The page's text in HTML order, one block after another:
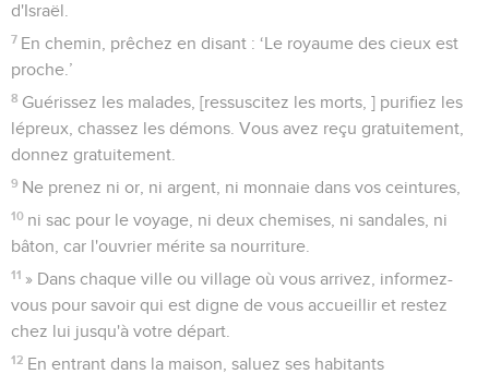
d'Israël.
7 En chemin, prêchez en disant : ‘Le royaume des cieux est
proche.’
8 Guérissez les malades, [ressuscitez les morts, ] purifiez les
lépreux, chassez les démons. Vous avez reçu gratuitement,
donnez gratuitement.
9 Ne prenez ni or, ni argent, ni monnaie dans vos ceintures,
10 ni sac pour le voyage, ni deux chemises, ni sandales, ni
bâton, car l'ouvrier mérite sa nourriture.
11 » Dans chaque ville ou village où vous arrivez, informez-
vous pour savoir qui est digne de vous accueillir et restez
chez lui jusqu'à votre départ.
12 En entrant dans la maison, saluez ses habitants